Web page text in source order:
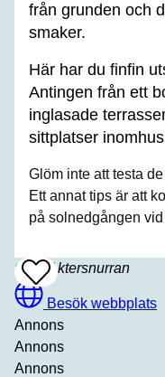
från grunden och
smaker.
Här har du finfin
Antingen från ett
inglasade
sittplatser
Glöm inte att testa
Ett annat tips är att
på solnedgången vid
Add
To
Favrites
Café Aktersnurran
Besök webbplats
Annons
Annons
Annons